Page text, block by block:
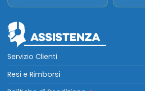
Servizio Clienti
Resi e Rimborsi